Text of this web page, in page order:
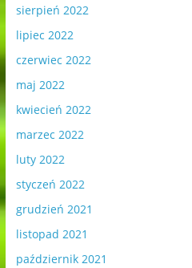
sierpień 2022
lipiec 2022
czerwiec 2022
maj 2022
kwiecień 2022
marzec 2022
luty 2022
styczeń 2022
grudzień 2021
listopad 2021
październik 2021